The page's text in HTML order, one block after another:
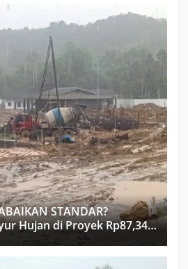
STANDAR?
Hujan di Proyek Rp87,34
Konsultan, Pengawas dan